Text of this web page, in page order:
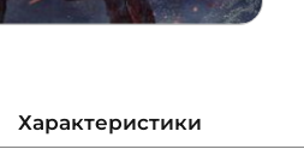
Характеристики